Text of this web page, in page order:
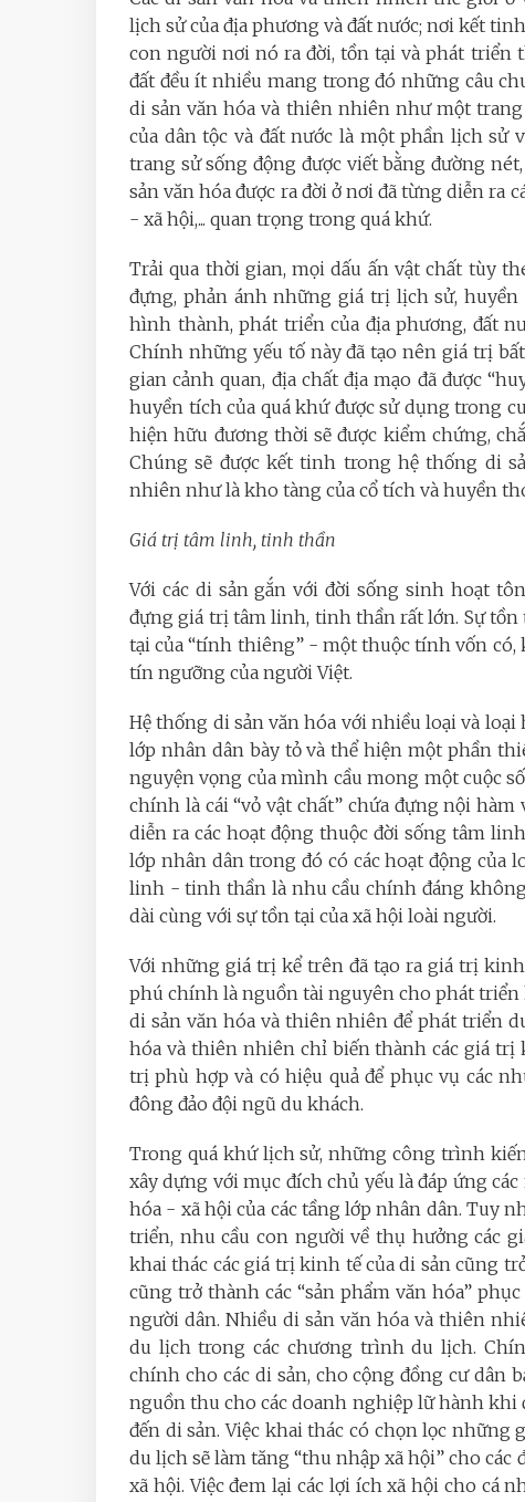
lịch sử của địa phương và đất nước; nơi kết
con người nơi nó ra đời, tồn tại và phát triển
đất đều ít nhiều mang trong đó những câu
di sản văn hóa và thiên nhiên như một
của dân tộc và đất nước là một phần lịch
trang sử sống động được viết bằng đường
sản văn hóa được ra đời ở nơi đã từng diễn ra
- xã hội,... quan trọng trong quá khứ.
Trải qua thời gian, mọi dấu ấn vật chất tùy
đựng, phản ánh những giá trị lịch sử,
hình thành, phát triển của địa phương, đất
Chính những yếu tố này đã tạo nên giá trị
gian cảnh quan, địa chất địa mạo đã được
huyền tích của quá khứ được sử dụng trong
hiện hữu đương thời sẽ được kiểm chứng,
Chúng sẽ được kết tinh trong hệ thống di
nhiên như là kho tàng của cổ tích và huyền
Giá trị tâm linh, tinh thần
Với các di sản gắn với đời sống sinh hoạt
đựng giá trị tâm linh, tinh thần rất lớn. Sự tồn
tại của “tính thiêng” - một thuộc tính vốn
tín ngưỡng của người Việt.
Hệ thống di sản văn hóa với nhiều loại và
lớp nhân dân bày tỏ và thể hiện một phần
nguyện vọng của mình cầu mong một cuộc
chính là cái “vỏ vật chất” chứa đựng nội
diễn ra các hoạt động thuộc đời sống tâm
lớp nhân dân trong đó có các hoạt động
linh - tinh thần là nhu cầu chính đáng không
dài cùng với sự tồn tại của xã hội loài người.
Với những giá trị kể trên đã tạo ra giá trị
phú chính là nguồn tài nguyên cho phát
di sản văn hóa và thiên nhiên để phát triển
hóa và thiên nhiên chỉ biến thành các giá trị
trị phù hợp và có hiệu quả để phục vụ các
đông đảo đội ngũ du khách.
Trong quá khứ lịch sử, những công trình
xây dựng với mục đích chủ yếu là đáp ứng
hóa - xã hội của các tầng lớp nhân dân. Tuy
triển, nhu cầu con người về thụ hưởng các
khai thác các giá trị kinh tế của di sản cũng
cũng trở thành các “sản phẩm văn hóa”
người dân. Nhiều di sản văn hóa và thiên
du lịch trong các chương trình du lịch.
chính cho các di sản, cho cộng đồng cư dân
nguồn thu cho các doanh nghiệp lữ hành khi
đến di sản. Việc khai thác có chọn lọc
du lịch sẽ làm tăng “thu nhập xã hội” cho
xã hội. Việc đem lại các lợi ích xã hội cho cá